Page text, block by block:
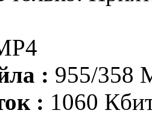
: 955/358
: 1060